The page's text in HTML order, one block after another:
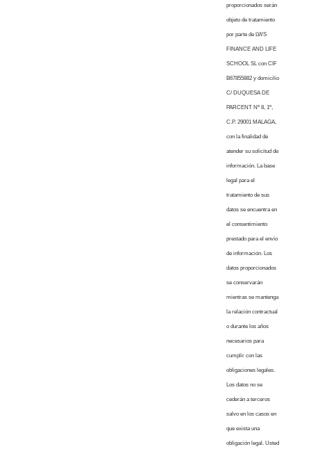
proporcionados serán
objeto de tratamiento
por parte de LWS
FINANCE AND LIFE
SCHOOL SL con CIF
B67855882 y domicilio
C/ DUQUESA DE
PARCENT Nº 8, 1º,
C.P. 29001 MALAGA,
con la finalidad de
atender su solicitud de
información. La base
legal para el
tratamiento de sus
datos se encuentra en
el consentimiento
prestado para el envío
de información. Los
datos proporcionados
se conservarán
mientras se mantenga
la relación contractual
o durante los años
necesarios para
cumplir con las
obligaciones legales.
Los datos no se
cederán a terceros
salvo en los casos en
que exista una
obligación legal. Usted